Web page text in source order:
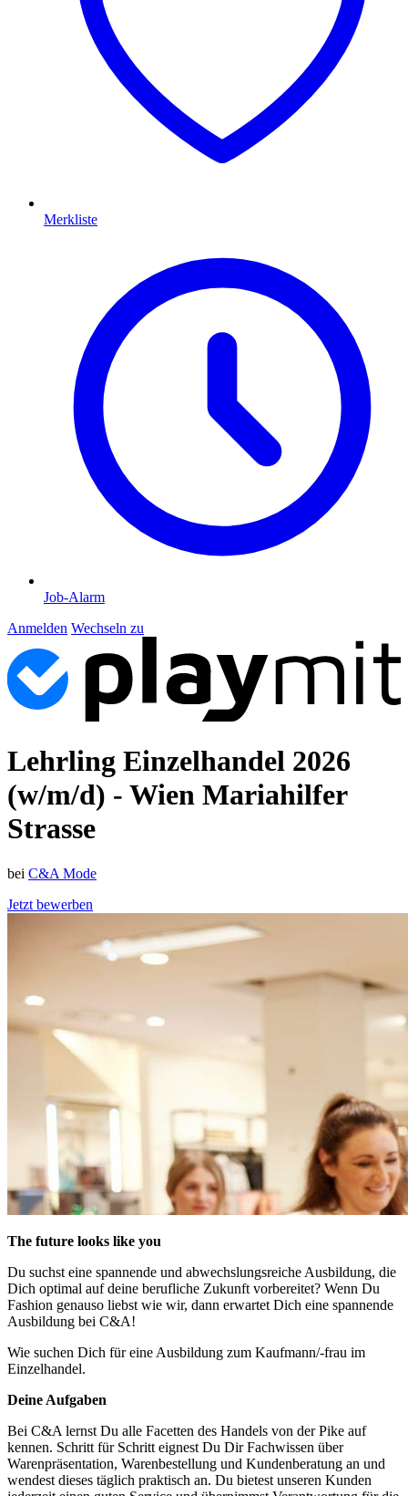
Merkliste
Job-Alarm
Anmelden Wechseln zu
Lehrling Einzelhandel 2026
(w/m/d) - Wien Mariahilfer
Strasse
bei C&A Mode
Jetzt bewerben
The future looks like you
Du suchst eine spannende und abwechslungsreiche Ausbildung, die
Dich optimal auf deine berufliche Zukunft vorbereitet? Wenn Du
Fashion genauso liebst wie wir, dann erwartet Dich eine spannende
Ausbildung bei C&A!
Wie suchen Dich für eine Ausbildung zum Kaufmann/-frau im
Einzelhandel.
Deine Aufgaben
Bei C&A lernst Du alle Facetten des Handels von der Pike auf
kennen. Schritt für Schritt eignest Du Dir Fachwissen über
Warenpräsentation, Warenbestellung und Kundenberatung an und
wendest dieses täglich praktisch an. Du bietest unseren Kunden